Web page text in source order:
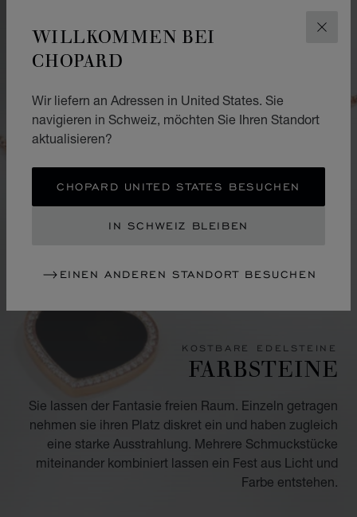
WILLKOMMEN BEI
CHOPARD
Wir liefern an Adressen in United States. Sie
navigieren in Schweiz, möchten Sie Ihren Standort
aktualisieren?
CHOPARD UNITED STATES BESUCHEN
IN SCHWEIZ BLEIBEN
EINEN ANDEREN STANDORT BESUCHEN
KOSTBARE EDELSTEINE
FARBSTEINE
Sie lassen der Fantasie freien Raum. Einzeln getragen
nehmen sie ihren Platz diskret ein und haben zugleich
eine starke Ausstrahlung. Mehrere Schmuckstücke
miteinander kombiniert lassen ein Fest aus Licht und
Farbe entstehen.